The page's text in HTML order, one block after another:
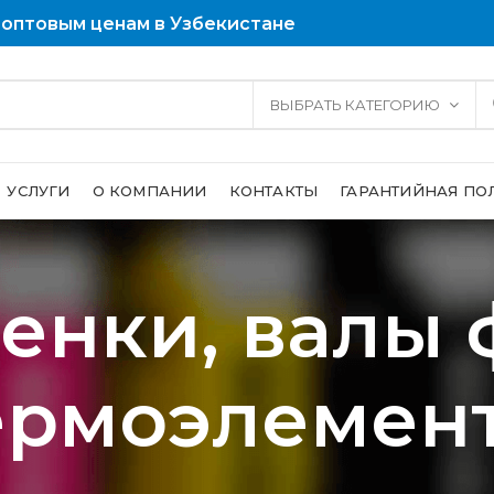
ценам в Узбекистане
ВЫБРАТЬ КАТЕГОРИЮ
УСЛУГИ О КОМПАНИИ КОНТАКТЫ ГАРАНТИЙНАЯ
валы